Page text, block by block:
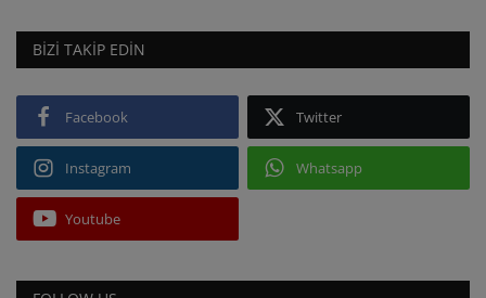
BIZI TAKIP EDIN
Facebook Twitter
Instagram Whatsapp
Youtube